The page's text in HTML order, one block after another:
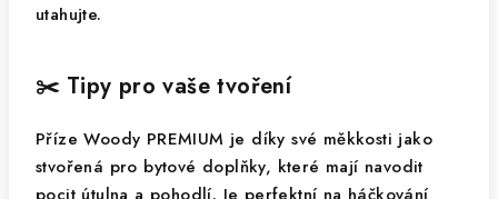
utahujte.
✂️ Tipy pro vaše tvoření
Příze Woody PREMIUM je díky své měkkosti jako
stvořená pro bytové doplňky, které mají navodit